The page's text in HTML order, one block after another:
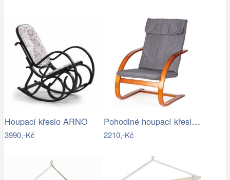
Houpací křeslo ARNO
3990,-Kč
Pohodlné houpací křeslo ModernHome |…
2210,-Kč